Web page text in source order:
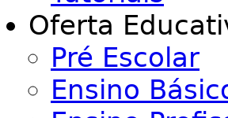
Oferta
Pré Escolar
Ensino